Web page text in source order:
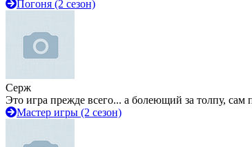
Погоня (2 сезон)
Серж
Это игра прежде всего... а болеющий за толпу, сам
Мастер игры (2 сезон)